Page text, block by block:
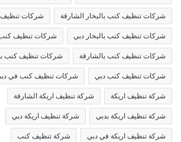
شركات تنظيف كنب بالبخار الشارقة شركات تنظيف
شركات تنظيف كنب بالبخار دبي شركات تنظيف كنب
شركات تنظيف كنب بالشارقة شركات تنظيف كنب
شركات تنظيف كنب دبي شركات تنظيف كنب في
شركة تنظيف اريكة شركة تنظيف اريكة الشارقة
شركة تنظيف اريكة بدبي شركة تنظيف اريكة دبي
شركة تنظيف اريكة في دبي شركة تنظيف كنب